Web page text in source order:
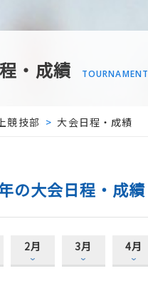
・成績 TOURNAMENT
競技部 > 大会日程・成績
の大会日程・成績
2月 3月 4月